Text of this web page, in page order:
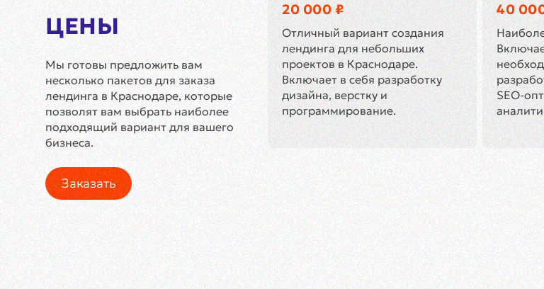
ЦЕНЫ
Мы готовы предложить вам
несколько пакетов для заказа
лендинга в Краснодаре, которые
позволят вам выбрать наиболее
подходящий вариант для вашего
бизнеса.
Заказать
20 000 ₽
Отличный вариант создания
лендинга для небольших
проектов в Краснодаре.
Включает в себя разработку
дизайна, верстку и
программирование.
40
SEO-